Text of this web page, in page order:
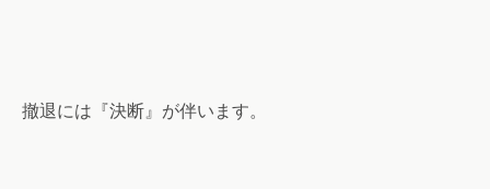
撤退には『決断』が伴います。